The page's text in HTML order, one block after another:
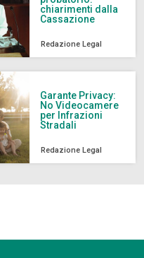
chiarimenti dalla
Cassazione
Redazione Legal
Garante Privacy:
No Videocamere
per Infrazioni
Stradali
Redazione Legal